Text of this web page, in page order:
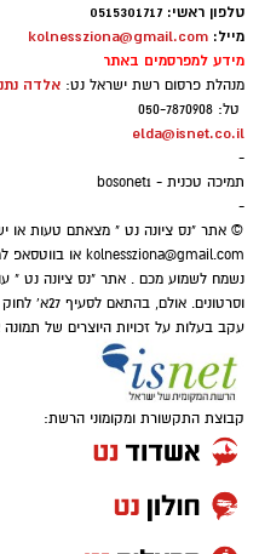
_
טלפון ראשי: 0515301717
מייל: kolnessziona@gmail.com
מידע למפרסמים באתר
מנהלת פרסום רשת ישראל נט: אלדה
טל: 050-7870908
elda@isnet.co.il
-
תמיכה טכנית - bosonet1
-
© אתר "נס ציונה נט " מצאתם טעות או
kolnessziona@gmail.com
נשמח לשמוע מכם . אתר "נס ציונה נט "
וסרטונים.
עקב בעלות על זכויות היוצרים של
קבוצת התקשורת ומקומוני הרשת: